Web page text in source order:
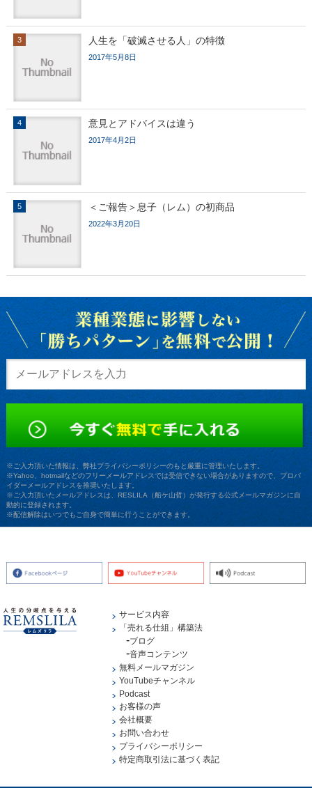
人生を「破滅させる人」の特徴
2017年5月8日
意見とアドバイスは違う
2017年4月2日
＜ご報告＞息子（レム）の初商品
2022年3月20日
※ご入力頂いた情報は、弊社プライバシーポリシーのもと厳重に管理いたします。
※Yahoo、hotmailなどのフリーメールアドレスでは受信できない場合がありますので、プロバ
イダーメールアドレスを推奨いたします。
※ご入力頂いたメールアドレスは、RESLILA（船ケ山哲）が発行する公式メールマガジンに自
動的に登録されます。
※配信解除はいつでもご自身で簡単に行うことができます。
サービス内容
「売れる仕組」構築法
ブログ
音声コンテンツ
無料メールマガジン
YouTubeチャンネル
Podcast
お客様の声
会社概要
お問い合わせ
プライバシーポリシー
特定商取引法に基づく表記